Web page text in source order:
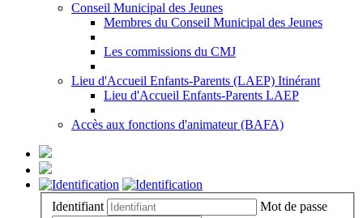
Conseil Municipal des Jeunes
Membres du Conseil Municipal des Jeunes
Les commissions du CMJ
Lieu d'Accueil Enfants-Parents (LAEP) Itinérant
Lieu d'Accueil Enfants-Parents LAEP
Accès aux fonctions d'animateur (BAFA)
Identifiant Mot de passe